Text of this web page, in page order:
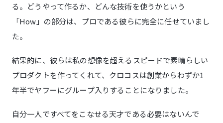
る。どうやって作るか、どんな技術を使うかという
「How」の部分は、プロである彼らに完全に任せていまし
た。
結果的に、彼らは私の想像を超えるスピードで素晴らしい
プロダクトを作ってくれて、クロコスは創業からわずか1
年半でヤフーにグループ入りすることになりました。
自分一人ですべてをこなせる天才である必要はないんで